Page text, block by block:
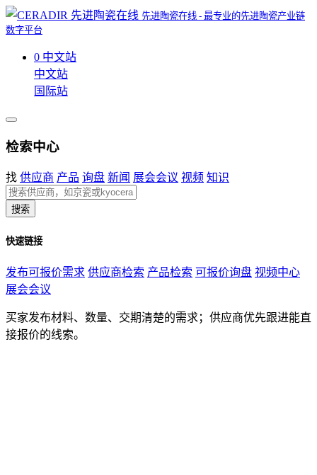
先进陶瓷在线 - 最专业的先进陶瓷产业链
数字平台
0 中文站
中文站
国际站
检索中心
找 供应商 产品 询盘 新闻 展会会议 视频 知识
搜索
快速链接
发布可报价需求 供应商检索 产品检索 可报价询盘 视频中心
展会会议
买家发布材料、数量、交期清楚的需求；供应商优先跟进能直
接报价的线索。